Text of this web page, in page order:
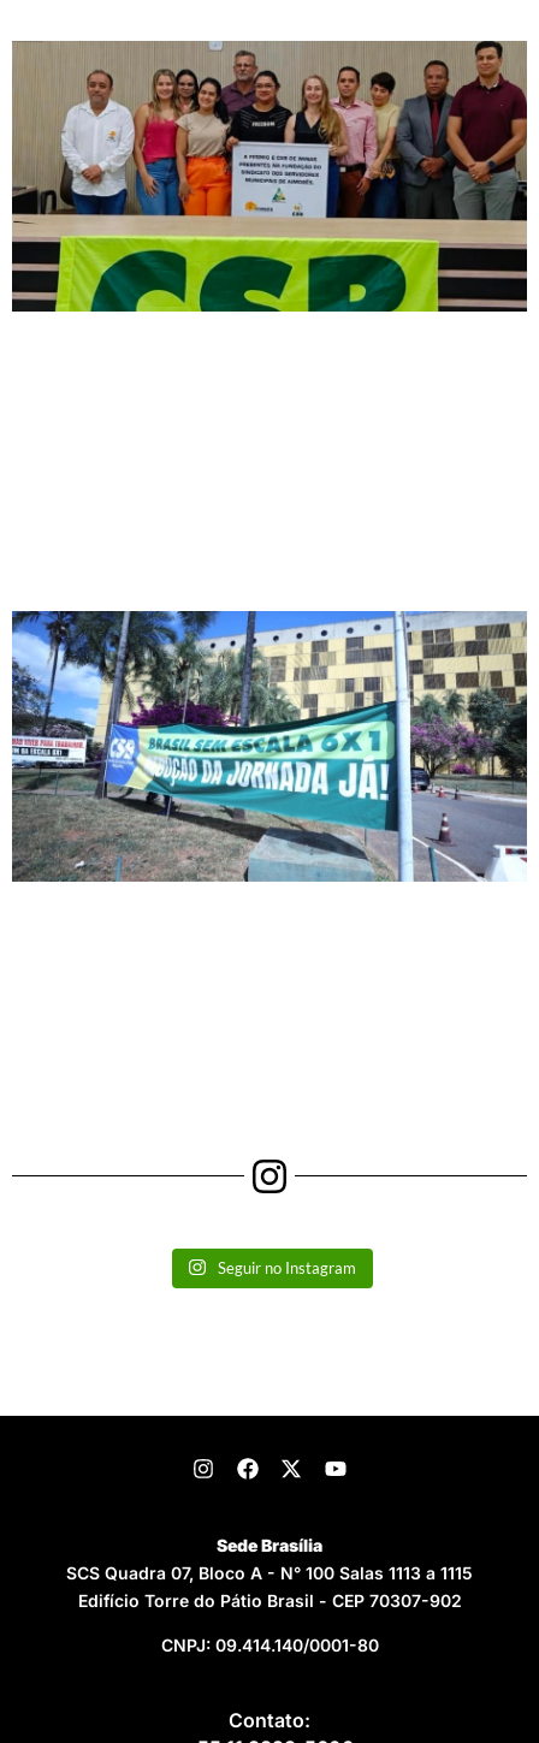
Seguir no Instagram
Sede Brasília
SCS Quadra 07, Bloco A - N° 100 Salas 1113 a 1115
Edifício Torre do Pátio Brasil - CEP 70307-902
CNPJ: 09.414.140/0001-80
Contato: